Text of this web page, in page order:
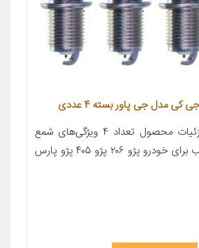
کی مدل جی پاور بسته 4 عددی
معرفی محصول جزئیات محصول تعداد ۴ ویژگی‌های شمع
مکانیسم سرد مناسب برای خودرو پژو ۲۰۶ پژو ۴۰۵ پژو پارس